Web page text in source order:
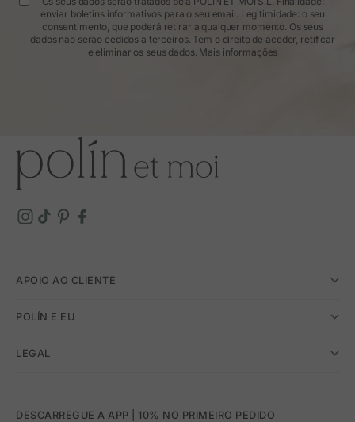
enviar boletins informativos para o seu email. Legitimidade: o seu
consentimento, que poderá retirar a qualquer momento. Os seus
dados não serão cedidos a terceiros. Tem o direito de aceder, retificar
e eliminar os seus dados. Mais informações
APOIO AO CLIENTE
POLÍN E EU
LEGAL
DESCARREGUE A APP | 10% NO PRIMEIRO PEDIDO